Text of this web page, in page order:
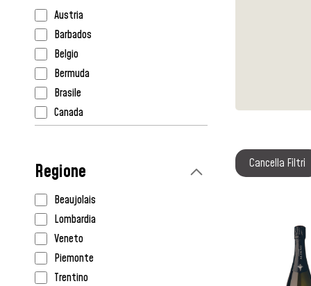
Austria
Barbados
Belgio
Bermuda
Brasile
Canada
Colombia
Danimarca
Regione
Beaujolais
Lombardia
Veneto
Piemonte
Trentino
Cancella Filtri